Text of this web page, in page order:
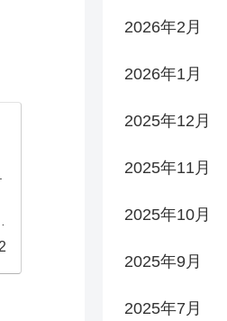
2026年2月
2026年1月
2025年12月
2025年11月
2025年10月
2025年9月
2025年7月